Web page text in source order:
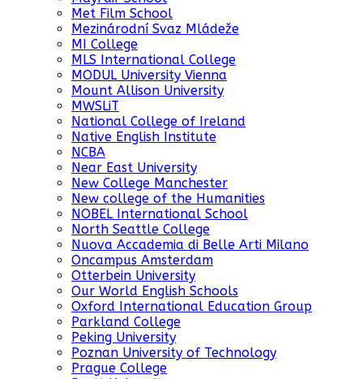
Met Film School
Mezinárodní Svaz Mládeže
MI College
MLS International College
MODUL University Vienna
Mount Allison University
MWSLiT
National College of Ireland
Native English Institute
NCBA
Near East University
New College Manchester
New college of the Humanities
NOBEL International School
North Seattle College
Nuova Accademia di Belle Arti Milano
Oncampus Amsterdam
Otterbein University
Our World English Schools
Oxford International Education Group
Parkland College
Peking University
Poznan University of Technology
Prague College